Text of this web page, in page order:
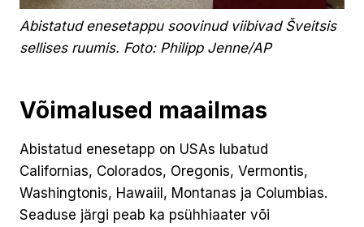
Abistatud enesetappu soovinud viibivad Šveitsis
sellises ruumis. Foto: Philipp Jenne/AP
Võimalused maailmas
Abistatud enesetapp on USAs lubatud
Californias, Colorados, Oregonis, Vermontis,
Washingtonis, Hawaiil, Montanas ja Columbias.
Seaduse järgi peab ka psühhiaater või